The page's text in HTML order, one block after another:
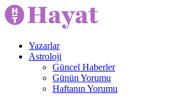
Yazarlar
Astroloji
Güncel Haberler
Günün Yorumu
Haftanın Yorumu